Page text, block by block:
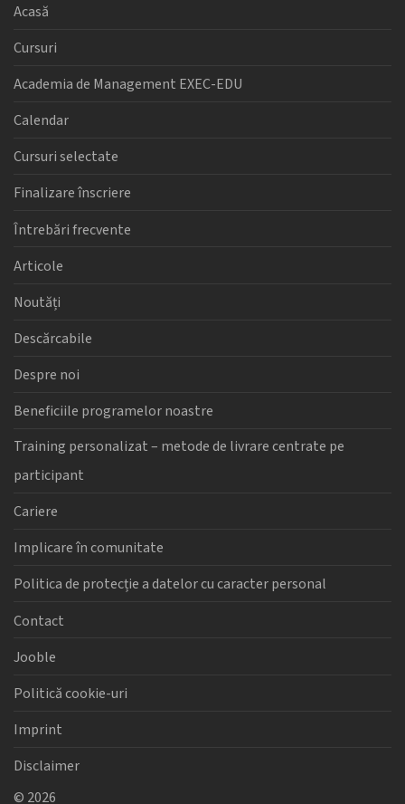
Acasă
Cursuri
Academia de Management EXEC-EDU
Calendar
Cursuri selectate
Finalizare înscriere
Întrebări frecvente
Articole
Noutăți
Descărcabile
Despre noi
Beneficiile programelor noastre
Training personalizat – metode de livrare centrate pe
participant
Cariere
Implicare în comunitate
Politica de protecție a datelor cu caracter personal
Contact
Jooble
Politică cookie-uri
Imprint
Disclaimer
© 2026